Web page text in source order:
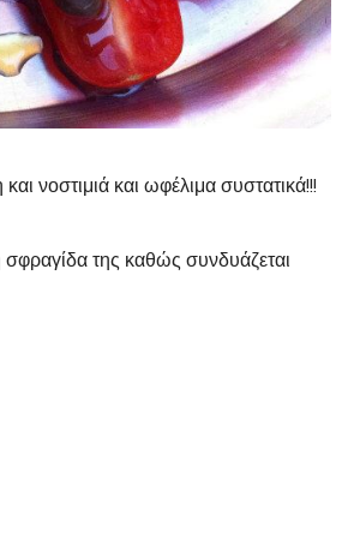
νοστιμιά και ωφέλιμα συστατικά!!!
σφραγίδα της καθώς συνδυάζεται